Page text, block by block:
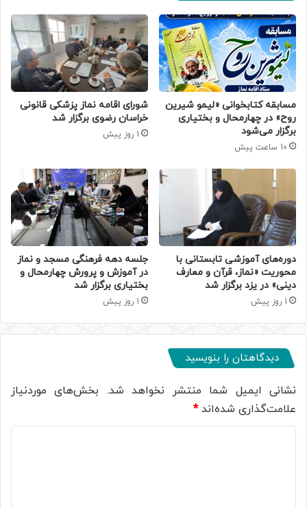
مسابقه کتابخوانی «لیمو شیرین
روح» در چهارمحال و بختیاری
برگزار می‌شود
10 ساعت پیش
شورای اقامه نماز پزشکی قانونی
خراسان رضوی برگزار شد
1 روز پیش
دوره‌های آموزشی تابستانی با
محوریت «نماز، قرآن و معارف
دینی» در یزد برگزار شد
1 روز پیش
جلسه دهه فرهنگی مسجد و نماز
در آموزش و پرورش چهارمحال و
بختیاری برگزار شد
1 روز پیش
دیدگاهتان را بنویسید
نشانی ایمیل شما منتشر نخواهد شد. بخش‌های موردنیاز
علامت‌گذاری شده‌اند*